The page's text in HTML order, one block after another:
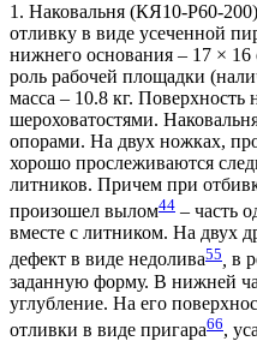
1. Наковальня (КЯ10-Р60-
отливку в виде усеченной
нижнего основания – 17 ×
роль рабочей площадки
масса – 10.8 кг.
шероховатостями.
опорами. На двух ножках,
хорошо прослеживаются
литников. Причем при
произошел вылом44 – часть
вместе с литником. На двух
дефект в виде недолива55, в
заданную форму. В нижней
углубление. На его
отливки в виде пригара66,